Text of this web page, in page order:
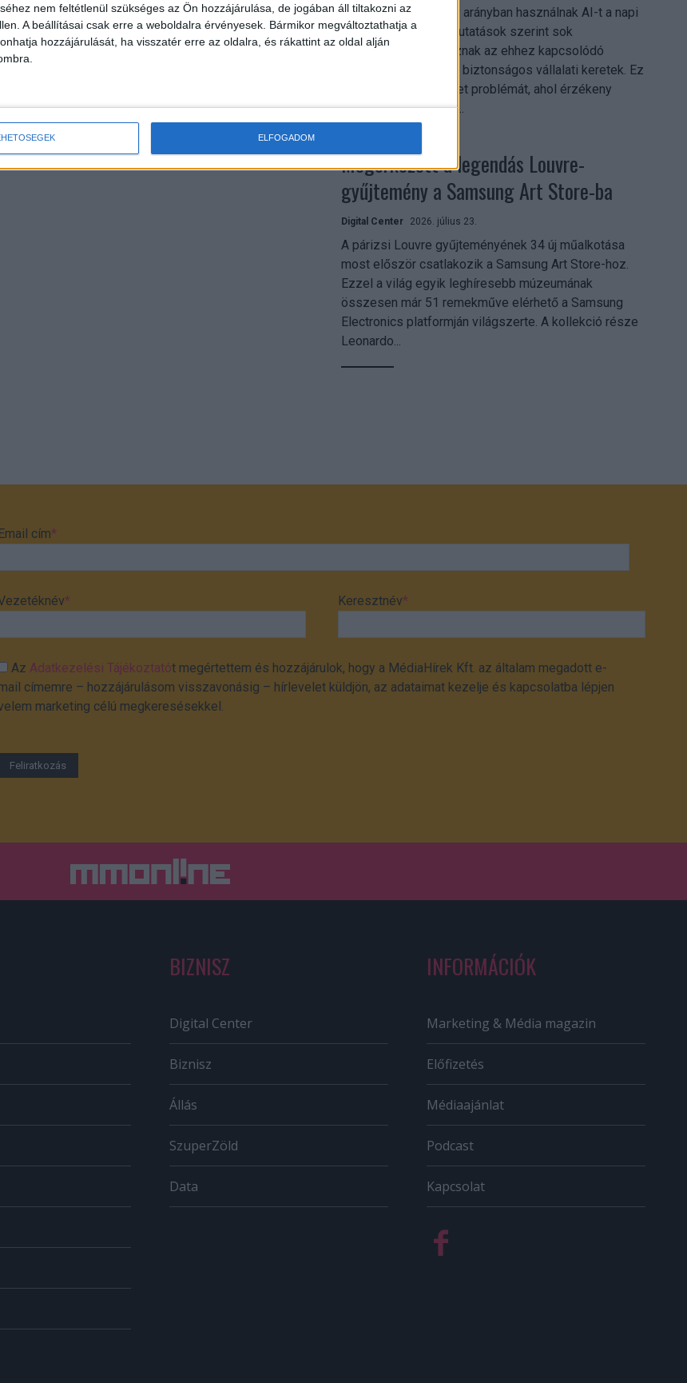
nem feltétlenül szükséges az Ön hozzájárulása, de jogában áll tiltakozni az
A beállításai csak erre a weboldalra érvényesek. Bármikor megváltoztathatja a
hozzájárulását, ha visszatér erre az oldalra, és rákattint az oldal alján
ELFOGADOM
A munkavállalók nagy arányban használnak AI-t a napi
munkában, ám friss kutatások szerint sok
szervezetnél hiányoznak az ehhez kapcsolódó
világos irányelvek és biztonságos vállalati keretek. Ez
különösen ott jelenthet problémát, ahol érzékeny
üzleti információkkal...
Megérkezett a legendás Louvre-
gyűjtemény a Samsung Art Store-ba
Digital Center 2026. július 23.
A párizsi Louvre gyűjteményének 34 új műalkotása
most először csatlakozik a Samsung Art Store-hoz.
Ezzel a világ egyik leghíresebb múzeumának
összesen már 51 remekműve elérhető a Samsung
Electronics platformján világszerte. A kollekció része
Leonardo...
Email cím*
* Keresztnév*
AzAdatkezelési Tájékoztatót megértettem és hozzájárulok, hogy a MédiaHírek Kft. az általam megadott e-
címemre – hozzájárulásom visszavonásig – hírlevelet küldjön, az adataimat kezelje és kapcsolatba lépjen
marketing célú megkeresésekkel.
BIZNISZ
Digital Center
Biznisz
Állás
SzuperZöld
Data
INFORMÁCIÓK
Marketing & Média magazin
Előfizetés
Médiaajánlat
Podcast
Kapcsolat